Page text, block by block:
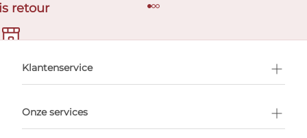
retour
afspraak
Klantenservice
Onze services